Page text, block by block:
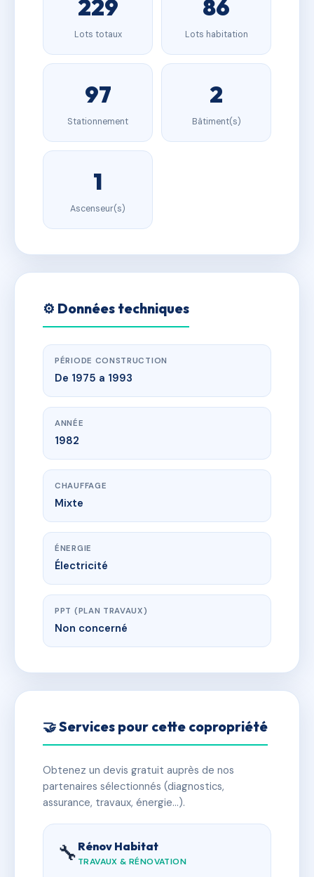
229
Lots totaux
86
Lots habitation
97
Stationnement
2
Bâtiment(s)
1
Ascenseur(s)
⚙️ Données techniques
PÉRIODE CONSTRUCTION
De 1975 a 1993
ANNÉE
1982
CHAUFFAGE
Mixte
ÉNERGIE
Électricité
PPT (PLAN TRAVAUX)
Non concerné
🤝 Services pour cette copropriété
Obtenez un devis gratuit auprès de nos
partenaires sélectionnés (diagnostics,
assurance, travaux, énergie…).
🔧 Rénov Habitat
TRAVAUX & RÉNOVATION